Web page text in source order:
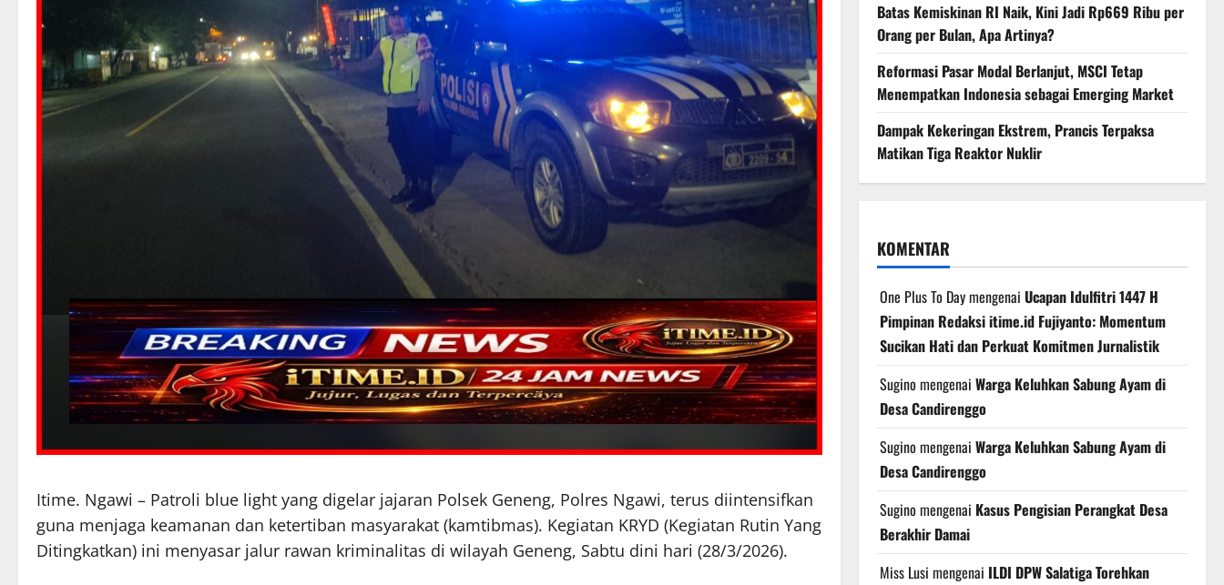
Itime. Ngawi – Patroli blue light yang digelar jajaran Polsek Geneng, Polres Ngawi, terus diintensifkan
guna menjaga keamanan dan ketertiban masyarakat (kamtibmas). Kegiatan KRYD (Kegiatan Rutin Yang
Ditingkatkan) ini menyasar jalur rawan kriminalitas di wilayah Geneng, Sabtu dini hari (28/3/2026).
Batas Kemiskinan RI Naik, Kini Jadi Rp669 Ribu per
Orang per Bulan, Apa Artinya?
Reformasi Pasar Modal Berlanjut, MSCI Tetap
Menempatkan Indonesia sebagai Emerging Market
Dampak Kekeringan Ekstrem, Prancis Terpaksa
Matikan Tiga Reaktor Nuklir
KOMENTAR
One Plus To Daymengenai Ucapan Idulfitri 1447 H
Pimpinan Redaksi itime.id Fujiyanto: Momentum
Sucikan Hati dan Perkuat Komitmen Jurnalistik
Sugino mengenai Warga Keluhkan Sabung Ayam di
Desa Candirenggo
Sugino mengenai Warga Keluhkan Sabung Ayam di
Desa Candirenggo
Sugino mengenai Kasus Pengisian Perangkat Desa
Berakhir Damai
Miss Lusi mengenai ILDI DPW Salatiga Torehkan